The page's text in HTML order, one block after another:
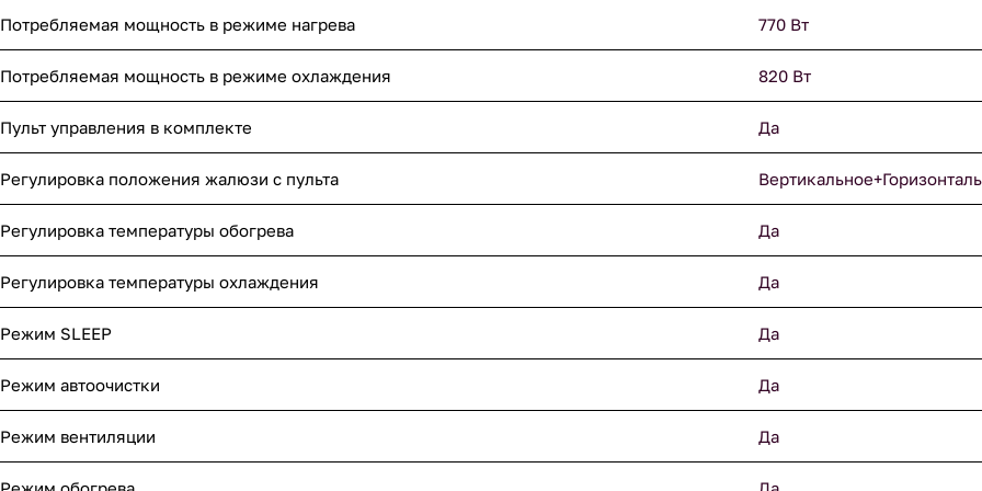
Потребляемая мощность в режиме нагрева 770 Вт
Потребляемая мощность в режиме охлаждения 820 Вт
Пульт управления в комплекте Да
Регулировка положения жалюзи с пульта
Регулировка температуры обогрева Да
Регулировка температуры охлаждения Да
Режим SLEEP Да
Режим автоочистки Да
Режим вентиляции Да